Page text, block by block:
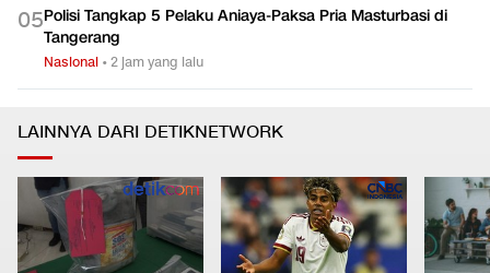
05Polisi Tangkap 5 Pelaku Aniaya-Paksa Pria Masturbasi di
Tangerang
Nasional •2 jam yang lalu
LAINNYA DARI DETIKNETWORK